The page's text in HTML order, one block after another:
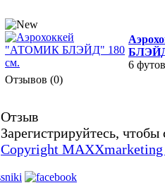
Отзывов (0)
6
Отзыв
Зарегистрируйтесь, чтобы
Copyright MAXXmarketing